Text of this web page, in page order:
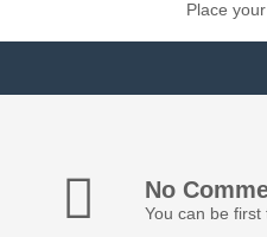
Place
No
You can be first